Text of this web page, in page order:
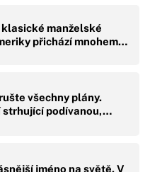
manželské
přichází mnohem…
všechny plány.
strhující podívanou,…
jméno na světě. V